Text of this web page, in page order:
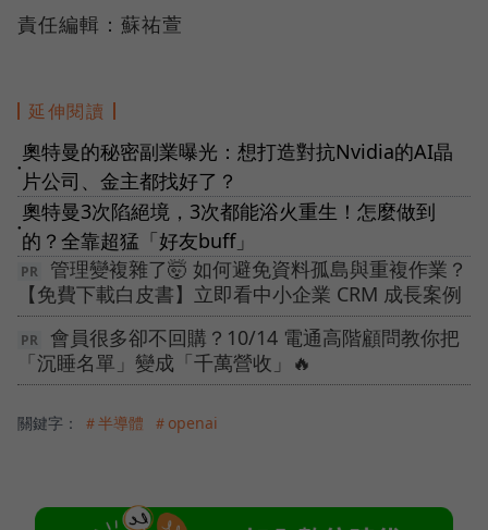
責任編輯：蘇祐萱
延伸閱讀
●
奧特曼的秘密副業曝光：想打造對抗Nvidia的AI晶
片公司、金主都找好了？
●
奧特曼3次陷絕境，3次都能浴火重生！怎麼做到
的？全靠超猛「好友buff」
管理變複雜了🤯 如何避免資料孤島與重複作業？
【免費下載白皮書】立即看中小企業 CRM 成長案例
會員很多卻不回購？10/14 電通高階顧問教你把
「沉睡名單」變成「千萬營收」🔥
關鍵字： ＃半導體 ＃openai